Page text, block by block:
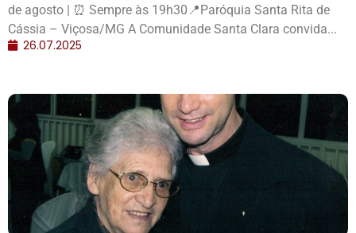
de agosto | ⏰ Sempre às 19h30📍Paróquia Santa Rita de
Cássia – Viçosa/MG A Comunidade Santa Clara convida...
26.07.2025